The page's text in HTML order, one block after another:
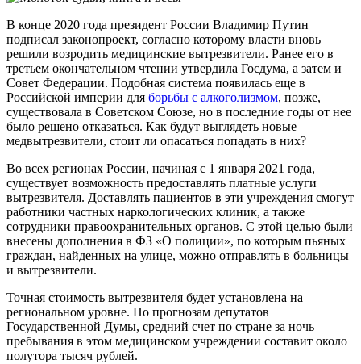
В конце 2020 года президент России Владимир Путин
подписал законопроект, согласно которому власти вновь
решили возродить медицинские вытрезвители. Ранее его в
третьем окончательном чтении утвердила Госдума, а затем и
Совет Федерации. Подобная система появилась еще в
Российской империи для борьбы с алкоголизмом, позже,
существовала в Советском Союзе, но в последние годы от нее
было решено отказаться. Как будут выглядеть новые
медвытрезвители, стоит ли опасаться попадать в них?
Во всех регионах России, начиная с 1 января 2021 года,
существует возможность предоставлять платные услуги
вытрезвителя. Доставлять пациентов в эти учреждения смогут
работники частных наркологических клиник, а также
сотрудники правоохранительных органов. С этой целью были
внесены дополнения в ФЗ «О полиции», по которым пьяных
граждан, найденных на улице, можно отправлять в больницы
и вытрезвители.
Точная стоимость вытрезвителя будет установлена на
региональном уровне. По прогнозам депутатов
Государственной Думы, средний счет по стране за ночь
пребывания в этом медицинском учреждении составит около
полутора тысяч рублей.